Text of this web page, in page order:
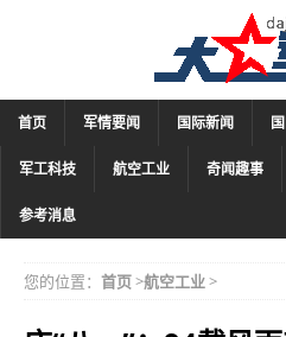
首页 军情要闻 国际新闻
军工科技 航空工业 奇闻趣事
参考消息
您的位置： 首页>航空工业>